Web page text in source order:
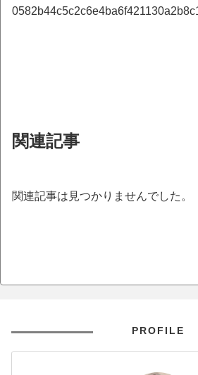
関連記事
関連記事は見つかりませんでした。
PROFILE